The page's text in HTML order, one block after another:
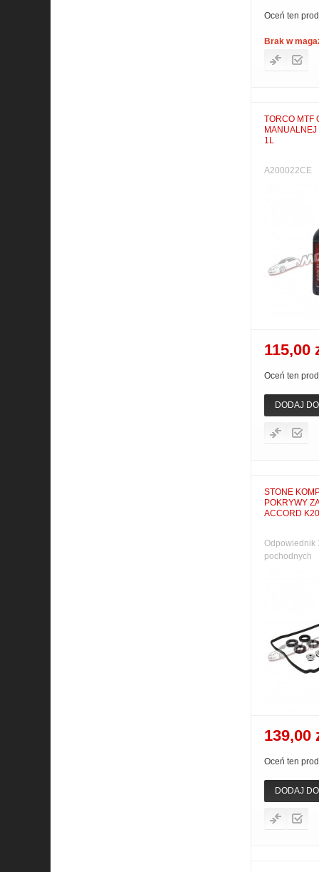
Oceń ten
Brak w
TORCO MTF
MANUALNEJ
1L
A200022CE
115,00
Oceń ten
DODAJ
STONE
POKRYWY
ACCORD
Odpowiednik
pochodnych
139,00
Oceń ten
DODAJ